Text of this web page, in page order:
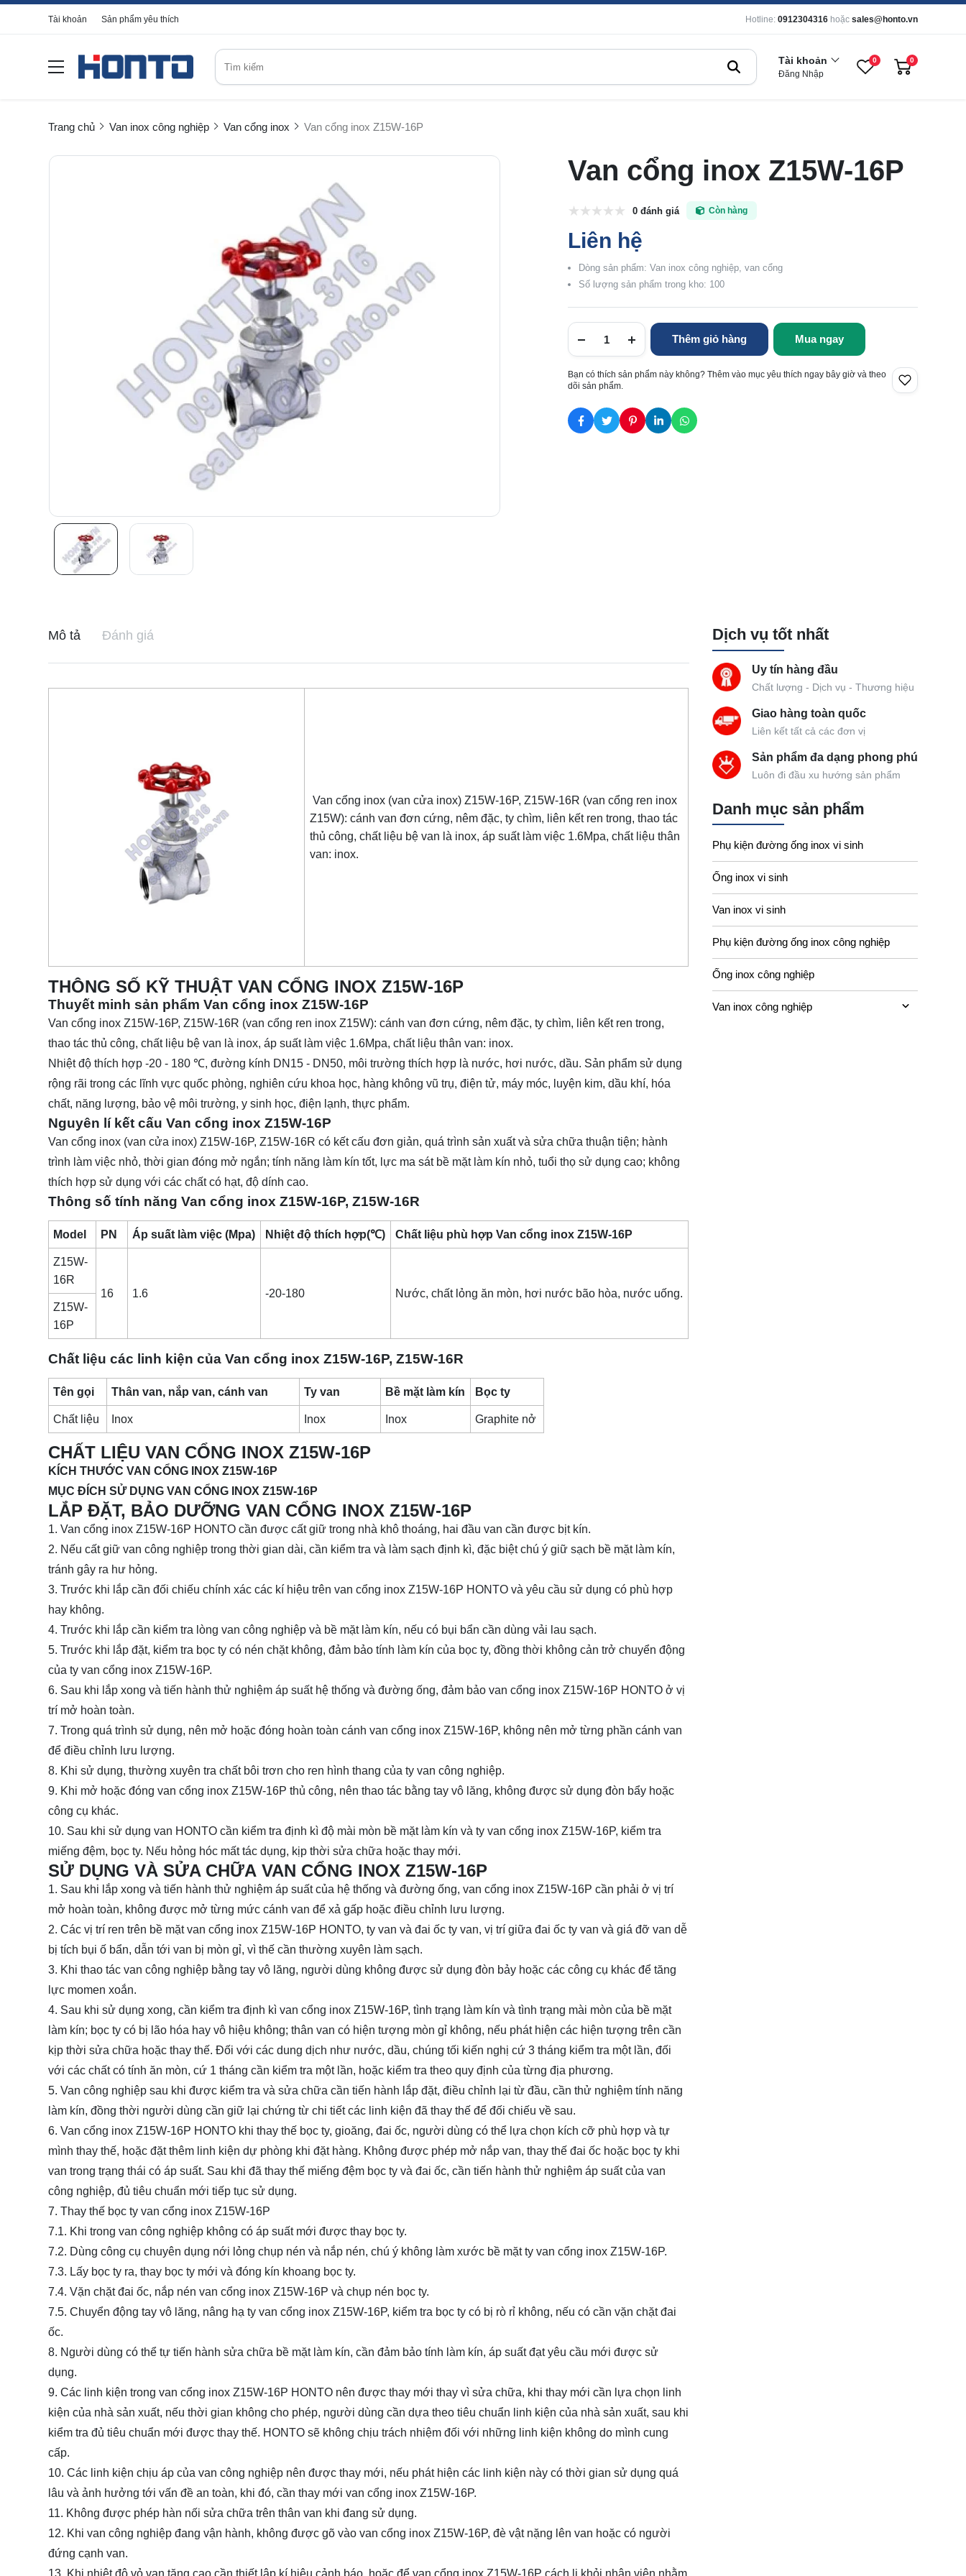
Tài khoản Sản phẩm yêu thích Hotline: 0912304316 hoặc sales@honto.vn
Tài khoản
Đăng Nhập
0 0
Trang chủ Van inox công nghiệp Van cổng inox Van cổng inox Z15W-16P
Van cổng inox Z15W-16P
0 đánh giá Còn hàng
Liên hệ
Dòng sản phẩm: Van inox công nghiệp, van cổng
Số lượng sản phẩm trong kho: 100
Thêm giỏ hàng Mua ngay
Bạn có thích sản phẩm này không? Thêm vào mục yêu thích ngay bây giờ và theo
dõi sản phẩm.
Mô tả Đánh giá
Van cổng inox (van cửa inox) Z15W-16P, Z15W-16R (van cổng ren inox
Z15W): cánh van đơn cứng, nêm đặc, ty chìm, liên kết ren trong, thao tác
thủ công, chất liệu bệ van là inox, áp suất làm việc 1.6Mpa, chất liệu thân
van: inox.
THÔNG SỐ KỸ THUẬT VAN CỔNG INOX Z15W-16P
Thuyết minh sản phẩm Van cổng inox Z15W-16P
Van cổng inox Z15W-16P, Z15W-16R (van cổng ren inox Z15W): cánh van đơn cứng, nêm đặc, ty chìm, liên kết ren trong,
thao tác thủ công, chất liệu bệ van là inox, áp suất làm việc 1.6Mpa, chất liệu thân van: inox.
Nhiệt độ thích hợp -20 - 180 ℃, đường kính DN15 - DN50, môi trường thích hợp là nước, hơi nước, dầu. Sản phẩm sử dụng
rộng rãi trong các lĩnh vực quốc phòng, nghiên cứu khoa học, hàng không vũ trụ, điện tử, máy móc, luyện kim, dầu khí, hóa
chất, năng lượng, bảo vệ môi trường, y sinh học, điện lạnh, thực phẩm.
Nguyên lí kết cấu Van cổng inox Z15W-16P
Van cổng inox (van cửa inox) Z15W-16P, Z15W-16R có kết cấu đơn giản, quá trình sản xuất và sửa chữa thuận tiện; hành
trình làm việc nhỏ, thời gian đóng mở ngắn; tính năng làm kín tốt, lực ma sát bề mặt làm kín nhỏ, tuổi thọ sử dụng cao; không
thích hợp sử dụng với các chất có hạt, độ dính cao.
Thông số tính năng Van cổng inox Z15W-16P, Z15W-16R
Model PN Áp suất làm việc (Mpa) Nhiệt độ thích hợp(℃) Chất liệu phù hợp Van cổng inox Z15W-16P
Z15W-
16R
16
1.6 -20-180
Nước, chất lỏng ăn mòn, hơi nước bão hòa, nước uống.
Z15W-
16P
Chất liệu các linh kiện của Van cổng inox Z15W-16P, Z15W-16R
Tên gọi Thân van, nắp van, cánh van Ty van Bề mặt làm kín Bọc ty
Chất liệu Inox Inox Inox Graphite nở
CHẤT LIỆU VAN CỔNG INOX Z15W-16P
KÍCH THƯỚC VAN CỔNG INOX Z15W-16P
MỤC ĐÍCH SỬ DỤNG VAN CỔNG INOX Z15W-16P
LẮP ĐẶT, BẢO DƯỠNG VAN CỔNG INOX Z15W-16P
1. Van cổng inox Z15W-16P HONTO cần được cất giữ trong nhà khô thoáng, hai đầu van cần được bịt kín.
2. Nếu cất giữ van công nghiệp trong thời gian dài, cần kiểm tra và làm sạch định kì, đặc biệt chú ý giữ sạch bề mặt làm kín,
tránh gây ra hư hỏng.
3. Trước khi lắp cần đối chiếu chính xác các kí hiệu trên van cổng inox Z15W-16P HONTO và yêu cầu sử dụng có phù hợp
hay không.
4. Trước khi lắp cần kiểm tra lòng van công nghiệp và bề mặt làm kín, nếu có bụi bẩn cần dùng vải lau sạch.
5. Trước khi lắp đặt, kiểm tra bọc ty có nén chặt không, đảm bảo tính làm kín của bọc ty, đồng thời không cản trở chuyển động
của ty van cổng inox Z15W-16P.
6. Sau khi lắp xong và tiến hành thử nghiệm áp suất hệ thống và đường ống, đảm bảo van cổng inox Z15W-16P HONTO ở vị
trí mở hoàn toàn.
7. Trong quá trình sử dụng, nên mở hoặc đóng hoàn toàn cánh van cổng inox Z15W-16P, không nên mở từng phần cánh van
để điều chỉnh lưu lượng.
8. Khi sử dụng, thường xuyên tra chất bôi trơn cho ren hình thang của ty van công nghiệp.
9. Khi mở hoặc đóng van cổng inox Z15W-16P thủ công, nên thao tác bằng tay vô lăng, không được sử dụng đòn bẩy hoặc
công cụ khác.
10. Sau khi sử dụng van HONTO cần kiểm tra định kì độ mài mòn bề mặt làm kín và ty van cổng inox Z15W-16P, kiểm tra
miếng đệm, bọc ty. Nếu hỏng hóc mất tác dụng, kịp thời sửa chữa hoặc thay mới.
SỬ DỤNG VÀ SỬA CHỮA VAN CỔNG INOX Z15W-16P
1. Sau khi lắp xong và tiến hành thử nghiệm áp suất của hệ thống và đường ống, van cổng inox Z15W-16P cần phải ở vị trí
mở hoàn toàn, không được mở từng mức cánh van để xả gấp hoặc điều chỉnh lưu lượng.
2. Các vị trí ren trên bề mặt van cổng inox Z15W-16P HONTO, ty van và đai ốc ty van, vị trí giữa đai ốc ty van và giá đỡ van dễ
bị tích bụi ố bẩn, dẫn tới van bị mòn gỉ, vì thế cần thường xuyên làm sạch.
3. Khi thao tác van công nghiệp bằng tay vô lăng, người dùng không được sử dụng đòn bảy hoặc các công cụ khác để tăng
lực momen xoắn.
4. Sau khi sử dụng xong, cần kiểm tra định kì van cổng inox Z15W-16P, tình trạng làm kín và tình trạng mài mòn của bề mặt
làm kín; bọc ty có bị lão hóa hay vô hiệu không; thân van có hiện tượng mòn gỉ không, nếu phát hiện các hiện tượng trên cần
kịp thời sửa chữa hoặc thay thế. Đối với các dung dịch như nước, dầu, chúng tối kiến nghị cứ 3 tháng kiểm tra một lần, đối
với các chất có tính ăn mòn, cứ 1 tháng cần kiểm tra một lần, hoặc kiểm tra theo quy định của từng địa phương.
5. Van công nghiệp sau khi được kiểm tra và sửa chữa cần tiến hành lắp đặt, điều chỉnh lại từ đầu, cần thử nghiệm tính năng
làm kín, đồng thời người dùng cần giữ lại chứng từ chi tiết các linh kiện đã thay thế để đối chiếu về sau.
6. Van cổng inox Z15W-16P HONTO khi thay thế bọc ty, gioăng, đai ốc, người dùng có thể lựa chọn kích cỡ phù hợp và tự
mình thay thế, hoặc đặt thêm linh kiện dự phòng khi đặt hàng. Không được phép mở nắp van, thay thế đai ốc hoặc bọc ty khi
van trong trạng thái có áp suất. Sau khi đã thay thế miếng đệm bọc ty và đai ốc, cần tiến hành thử nghiệm áp suất của van
công nghiệp, đủ tiêu chuẩn mới tiếp tục sử dụng.
7. Thay thế bọc ty van cổng inox Z15W-16P
7.1. Khi trong van công nghiệp không có áp suất mới được thay bọc ty.
7.2. Dùng công cụ chuyên dụng nới lỏng chụp nén và nắp nén, chú ý không làm xước bề mặt ty van cổng inox Z15W-16P.
7.3. Lấy bọc ty ra, thay bọc ty mới và đóng kín khoang bọc ty.
7.4. Vặn chặt đai ốc, nắp nén van cổng inox Z15W-16P và chụp nén bọc ty.
7.5. Chuyển động tay vô lăng, nâng hạ ty van cổng inox Z15W-16P, kiểm tra bọc ty có bị rò rỉ không, nếu có cần vặn chặt đai
ốc.
8. Người dùng có thể tự tiến hành sửa chữa bề mặt làm kín, cần đảm bảo tính làm kín, áp suất đạt yêu cầu mới được sử
dụng.
9. Các linh kiện trong van cổng inox Z15W-16P HONTO nên được thay mới thay vì sửa chữa, khi thay mới cần lựa chọn linh
kiện của nhà sản xuất, nếu thời gian không cho phép, người dùng cần dựa theo tiêu chuẩn linh kiện của nhà sản xuất, sau khi
kiểm tra đủ tiêu chuẩn mới được thay thế. HONTO sẽ không chịu trách nhiệm đối với những linh kiện không do mình cung
cấp.
10. Các linh kiện chịu áp của van công nghiệp nên được thay mới, nếu phát hiện các linh kiện này có thời gian sử dụng quá
lâu và ảnh hưởng tới vấn đề an toàn, khi đó, cần thay mới van cổng inox Z15W-16P.
11. Không được phép hàn nối sửa chữa trên thân van khi đang sử dụng.
12. Khi van công nghiệp đang vận hành, không được gõ vào van cổng inox Z15W-16P, đè vật nặng lên van hoặc có người
đứng cạnh van.
Dịch vụ tốt nhất
Uy tín hàng đầu
Chất lượng - Dịch vụ - Thương hiệu
Giao hàng toàn quốc
Liên kết tất cả các đơn vị
Sản phẩm đa dạng phong phú
Luôn đi đầu xu hướng sản phẩm
Danh mục sản phẩm
Phụ kiện đường ống inox vi sinh
Ống inox vi sinh
Van inox vi sinh
Phụ kiện đường ống inox công nghiệp
Ống inox công nghiệp
Van inox công nghiệp